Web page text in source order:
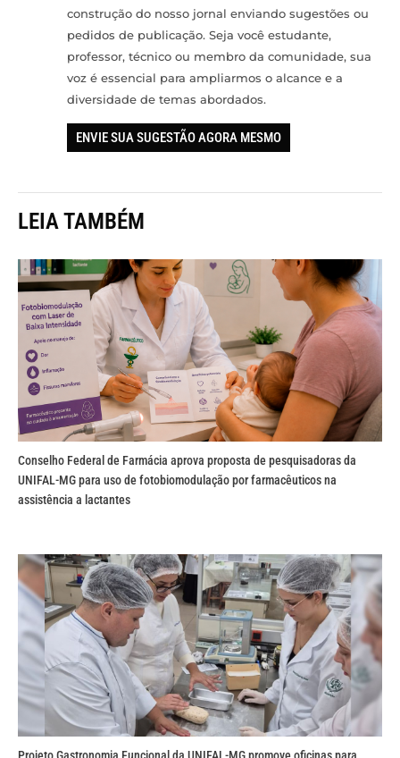
construção do nosso jornal enviando sugestões ou
pedidos de publicação. Seja você estudante,
professor, técnico ou membro da comunidade, sua
voz é essencial para ampliarmos o alcance e a
diversidade de temas abordados.
ENVIE SUA SUGESTÃO AGORA MESMO
LEIA TAMBÉM
Conselho Federal de Farmácia aprova proposta de pesquisadoras da
UNIFAL-MG para uso de fotobiomodulação por farmacêuticos na
assistência a lactantes
Projeto Gastronomia Funcional da UNIFAL-MG promove oficinas para